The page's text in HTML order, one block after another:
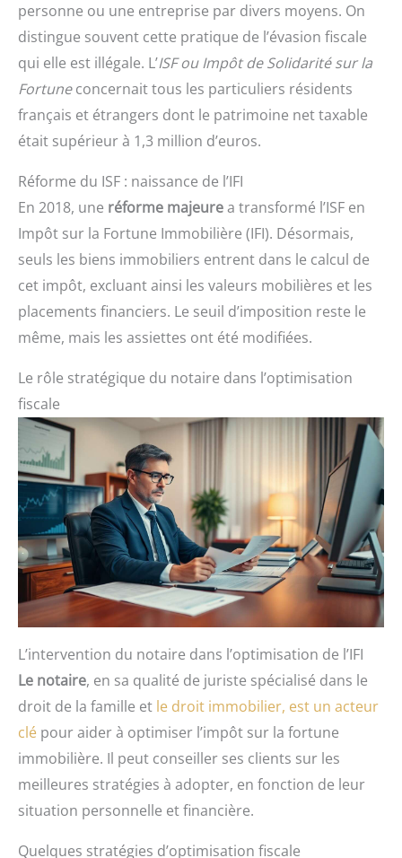
personne ou une entreprise par divers moyens. On
distingue souvent cette pratique de l’évasion fiscale
qui elle est illégale. L’ISF ou Impôt de Solidarité sur la
Fortuneconcernait tous les particuliers résidents
français et étrangers dont le patrimoine net taxable
était supérieur à 1,3 million d’euros.
Réforme du ISF : naissance de l’IFI
En 2018, une réforme majeurea transformé l’ISF en
Impôt sur la Fortune Immobilière (IFI). Désormais,
seuls les biens immobiliers entrent dans le calcul de
cet impôt, excluant ainsi les valeurs mobilières et les
placements financiers. Le seuil d’imposition reste le
même, mais les assiettes ont été modifiées.
Le rôle stratégique du notaire dans l’optimisation
fiscale
L’intervention du notaire dans l’optimisation de l’IFI
Le notaire, en sa qualité de juriste spécialisé dans le
droit de la famille et le droit immobilier, est un acteur
clé pour aider à optimiser l’impôt sur la fortune
immobilière. Il peut conseiller ses clients sur les
meilleures stratégies à adopter, en fonction de leur
situation personnelle et financière.
Quelques stratégies d’optimisation fiscale